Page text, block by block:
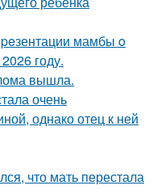
мамбы o
году.
вышла.
очень
однако отец к ней
что мать перестала